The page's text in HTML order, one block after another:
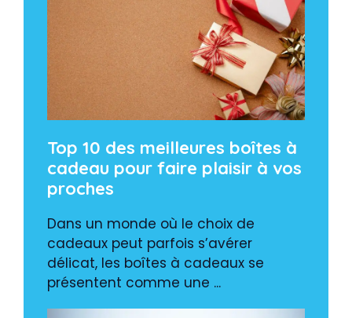
Top 10 des meilleures boîtes à
cadeau pour faire plaisir à vos
proches
Dans un monde où le choix de
cadeaux peut parfois s’avérer
délicat, les boîtes à cadeaux se
présentent comme une ...